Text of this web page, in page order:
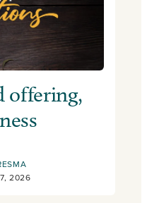
offering,
2026